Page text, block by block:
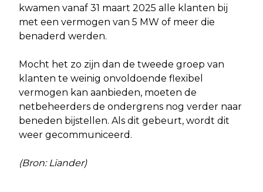
kwamen vanaf 31 maart 2025 alle klanten bij
met een vermogen van 5 MW of meer die
benaderd werden.
Mocht het zo zijn dan de tweede groep van
klanten te weinig onvoldoende flexibel
vermogen kan aanbieden, moeten de
netbeheerders de ondergrens nog verder naar
beneden bijstellen. Als dit gebeurt, wordt dit
weer gecommuniceerd.
(Bron: Liander)